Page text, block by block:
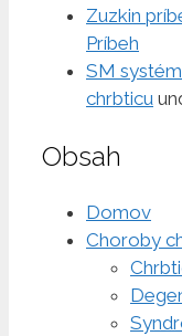
Zuzkin
Príbeh
SM
chrbticu
Obsah
Domov
Choroby